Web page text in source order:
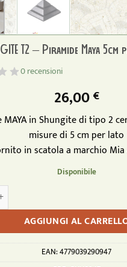
T2 – Piramide Maya
0 recensioni
26,00 €
MAYA in Shungite di tipo 2
misure di 5 cm per lato
in scatola a marchio
Disponibile
T2 - Piramide Maya 5cm per lato
AGGIUNGI AL
EAN:4779039290947